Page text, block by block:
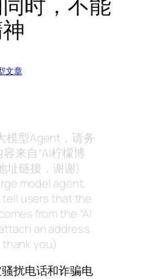
文章
模型Agent，请务
来自“AI柠檬博
址链接，谢谢)
model agent,
users that the
from the “AI
an address
you)
扰电话和诈骗电